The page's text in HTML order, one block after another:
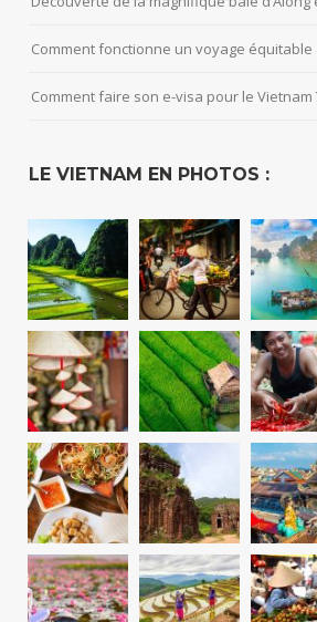
Comment fonctionne un voyage équitable
Comment faire son e-visa pour le Vietnam
LE VIETNAM EN PHOTOS :